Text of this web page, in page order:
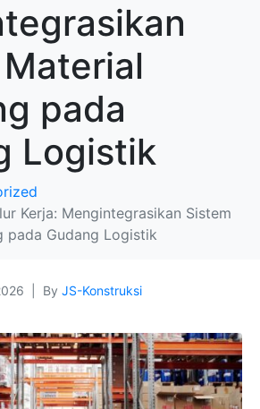
pada
Logistik
Kerja: Mengintegrasikan Sistem
pada Gudang Logistik
By JS-Konstruksi